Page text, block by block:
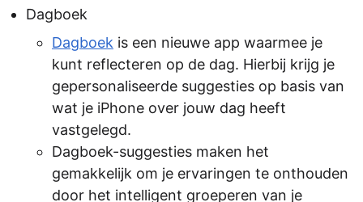
Dagboek
Dagboek is een nieuwe app waarmee je
kunt reflecteren op de dag. Hierbij krijg je
gepersonaliseerde suggesties op basis van
wat je iPhone over jouw dag heeft
vastgelegd.
Dagboek-suggesties maken het
gemakkelijk om je ervaringen te onthouden
door het intelligent groeperen van je